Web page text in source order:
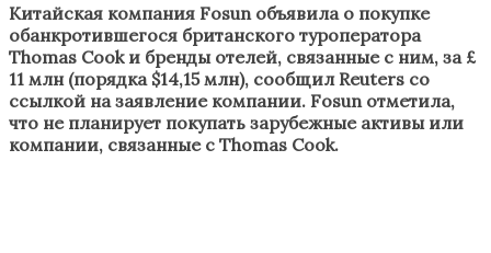
Китайская компания Fosun объявила о покупке
обанкротившегося британского туроператора
Thomas Cook и бренды отелей, связанные с ним, за £
11 млн (порядка $14,15 млн), сообщил Reuters со
ссылкой на заявление компании. Fosun отметила,
что не планирует покупать зарубежные активы или
компании, связанные с Thomas Cook.